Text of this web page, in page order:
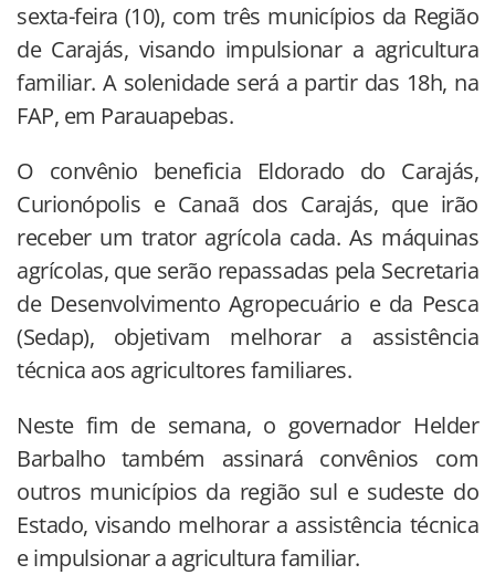
sexta-feira (10), com três municípios da Região
de Carajás, visando impulsionar a agricultura
familiar. A solenidade será a partir das 18h, na
FAP, em Parauapebas.
O convênio beneficia Eldorado do Carajás,
Curionópolis e Canaã dos Carajás, que irão
receber um trator agrícola cada. As máquinas
agrícolas, que serão repassadas pela Secretaria
de Desenvolvimento Agropecuário e da Pesca
(Sedap), objetivam melhorar a assistência
técnica aos agricultores familiares.
Neste fim de semana, o governador Helder
Barbalho também assinará convênios com
outros municípios da região sul e sudeste do
Estado, visando melhorar a assistência técnica
e impulsionar a agricultura familiar.